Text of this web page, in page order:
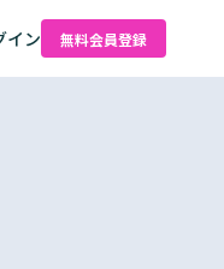
イン 無料会員登録